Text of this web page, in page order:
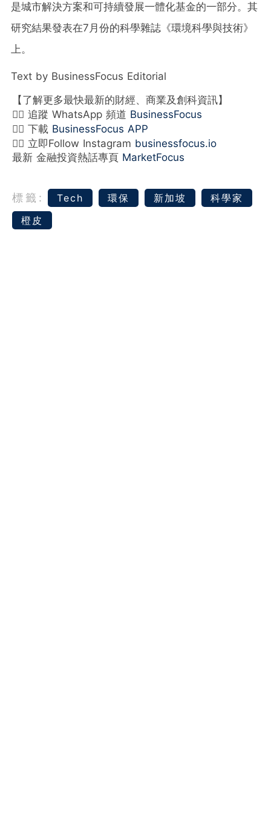
是城市解決方案和可持續發展一體化基金的一部分。其
研究結果發表在7月份的科學雜誌《環境科學與技術》
上。
Text by BusinessFocus Editorial
【了解更多最快最新的財經、商業及創科資訊】
👉🏻 追蹤 WhatsApp 頻道 BusinessFocus
👉🏻 下載 BusinessFocus APP
👉🏻 立即Follow Instagram businessfocus.io
最新 金融投資熱話專頁 MarketFocus
標籤: Tech 環保 新加坡
科學家
橙皮